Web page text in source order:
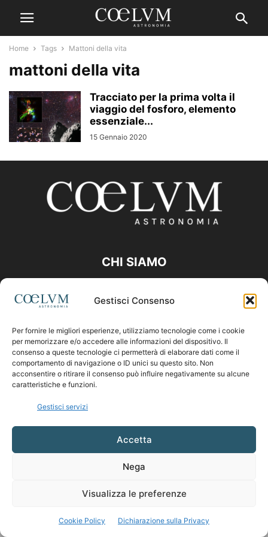
Gestisci Consenso
Per fornire le migliori esperienze, utilizziamo tecnologie come i cookie
per memorizzare e/o accedere alle informazioni del dispositivo. Il
consenso a queste tecnologie ci permetterà di elaborare dati come il
comportamento di navigazione o ID unici su questo sito. Non
acconsentire o ritirare il consenso può influire negativamente su alcune
caratteristiche e funzioni.
Gestisci servizi
Accetta
Nega
Visualizza le preferenze
Cookie Policy Dichiarazione sulla Privacy
Home Tags Mattoni della vita
mattoni della vita
Tracciato per la prima volta il
viaggio del fosforo, elemento
essenziale...
15 Gennaio 2020
CHI SIAMO
Contattaci:coelumastro@coelum.com
SEGUICI